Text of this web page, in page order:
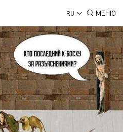
RU МЕНЮ